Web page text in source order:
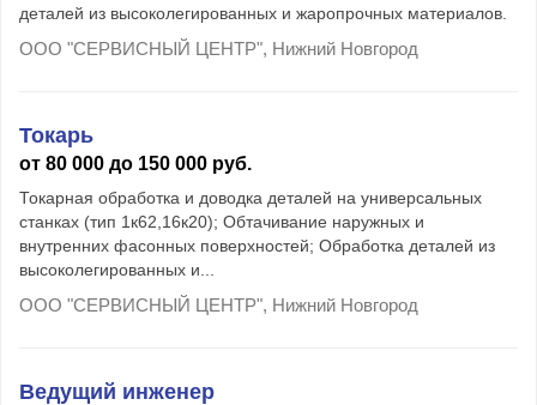
деталей из высоколегированных и жаропрочных материалов.
ООО "СЕРВИСНЫЙ ЦЕНТР", Нижний Новгород
Токарь
от 80 000 до 150 000 руб.
Токарная обработка и доводка деталей на универсальных
станках (тип 1к62,16к20); Обтачивание наружных и
внутренних фасонных поверхностей; Обработка деталей из
высоколегированных и...
ООО "СЕРВИСНЫЙ ЦЕНТР", Нижний Новгород
Ведущий инженер